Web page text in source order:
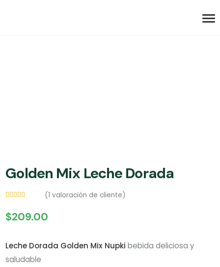
Golden Mix Leche Dorada
5.00sobre
5 basado
n de
cliente
(1 valoración de cliente)
$209.00
Leche Dorada Golden Mix Nupki bebida deliciosa y
saludable